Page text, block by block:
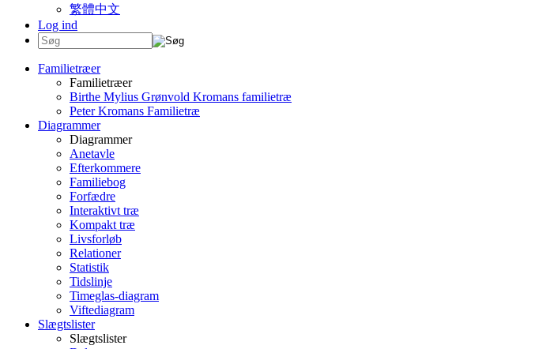
繁體中文
Log ind
Familietræer
Familietræer
Birthe Mylius Grønvold Kromans familietræ
Peter Kromans Familietræ
Diagrammer
Diagrammer
Anetavle
Efterkommere
Familiebog
Forfædre
Interaktivt træ
Kompakt træ
Livsforløb
Relationer
Statistik
Tidslinje
Timeglas-diagram
Viftediagram
Slægtslister
Slægtslister